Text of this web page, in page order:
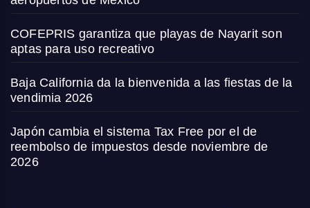
COFEPRIS garantiza que playas de Nayarit son
aptas para uso recreativo
Baja California da la bienvenida a las fiestas de la
vendimia 2026
Japón cambia el sistema Tax Free por el de
reembolso de impuestos desde noviembre de
2026